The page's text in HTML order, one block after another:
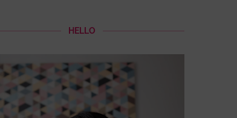
HELLO